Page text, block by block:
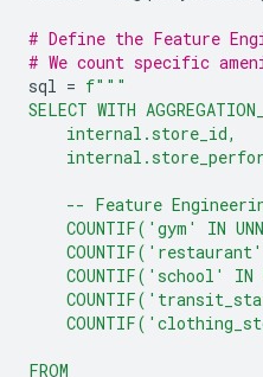
# Define the Feature
# We count specific
sql = f"""
SELECT WITH
    internal.store_id,
-- Feature
COUNTIF('gym' IN
COUNTIF('school' IN
FROM